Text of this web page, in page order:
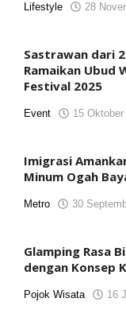
Lifestyle 28
Sastrawan dari
Ramaikan Ubud
Festival 2025
Event 15
Imigrasi
Minum Ogah
Metro 30
Glamping Rasa
dengan Konsep
Pojok Wisata 16